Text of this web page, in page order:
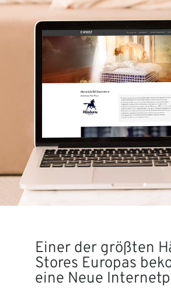
Einer der größten
Stores Europas
eine Neue